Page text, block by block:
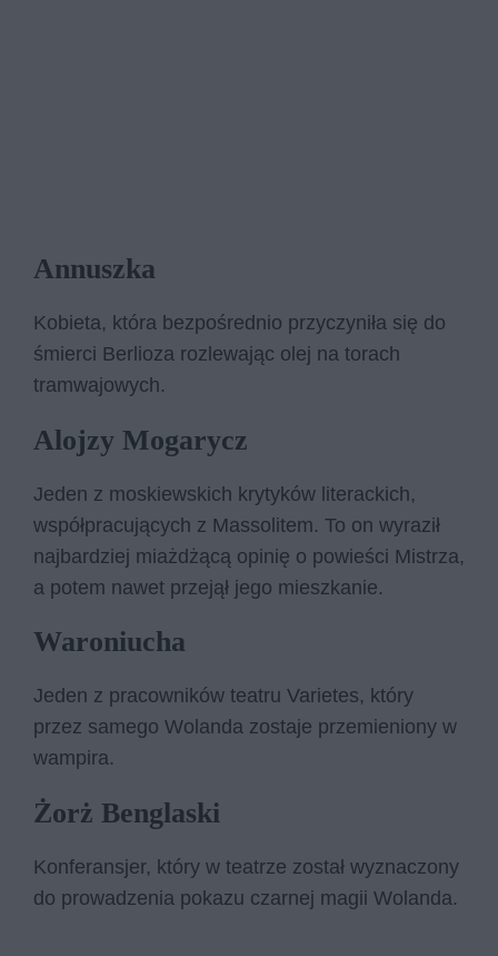
Annuszka
Kobieta, która bezpośrednio przyczyniła się do
śmierci Berlioza rozlewając olej na torach
tramwajowych.
Alojzy Mogarycz
Jeden z moskiewskich krytyków literackich,
współpracujących z Massolitem. To on wyraził
najbardziej miażdżącą opinię o powieści Mistrza,
a potem nawet przejął jego mieszkanie.
Waroniucha
Jeden z pracowników teatru Varietes, który
przez samego Wolanda zostaje przemieniony w
wampira.
Żorż Benglaski
Konferansjer, który w teatrze został wyznaczony
do prowadzenia pokazu czarnej magii Wolanda.